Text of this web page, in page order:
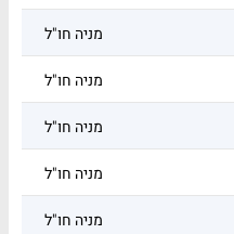
מניה חו"ל
מניה חו"ל
מניה חו"ל
מניה חו"ל
מניה חו"ל